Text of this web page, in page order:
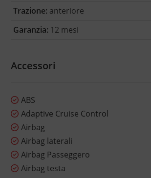
Trazione: anteriore
Garanzia: 12 mesi
Accessori
ABS
Adaptive Cruise Control
Airbag
Airbag laterali
Airbag Passeggero
Airbag testa